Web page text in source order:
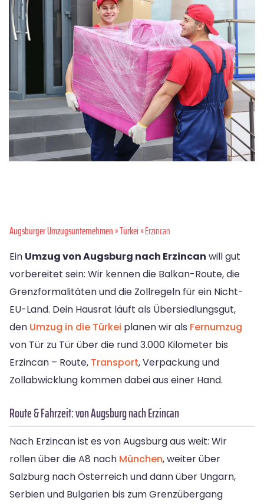
Augsburger Umzugsunternehmen»Türkei» Erzincan
Ein Umzug von Augsburg nach Erzincan will gut
vorbereitet sein: Wir kennen die Balkan-Route, die
Grenzformalitäten und die Zollregeln für ein Nicht-
EU-Land. Dein Hausrat läuft als Übersiedlungsgut,
den Umzug in die Türkei planen wir als Fernumzug
von Tür zu Tür über die rund 3.000 Kilometer bis
Erzincan – Route, Transport, Verpackung und
Zollabwicklung kommen dabei aus einer Hand.
Route & Fahrzeit: von Augsburg nach Erzincan
Nach Erzincan ist es von Augsburg aus weit: Wir
rollen über die A8 nach München, weiter über
Salzburg nach Österreich und dann über Ungarn,
Serbien und Bulgarien bis zum Grenzübergang